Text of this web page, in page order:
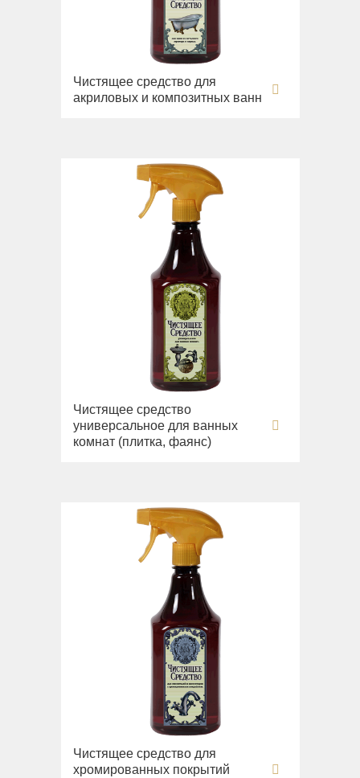
Чистящее средство для
акриловых и композитных ванн
Чистящее средство
универсальное для ванных
комнат (плитка, фаянс)
Чистящее средство для
хромированных покрытий